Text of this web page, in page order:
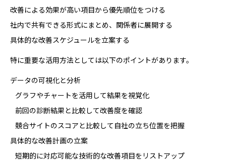
改善による効果が高い項目から優先順位をつける
社内で共有できる形式にまとめ、関係者に展開する
具体的な改善スケジュールを立案する
特に重要な活用方法としては以下のポイントがあります。
データの可視化と分析
グラフやチャートを活用して結果を視覚化
前回の診断結果と比較して改善度を確認
競合サイトのスコアと比較して自社の立ち位置を把握
具体的な改善計画の立案
短期的に対応可能な技術的な改善項目をリストアップ